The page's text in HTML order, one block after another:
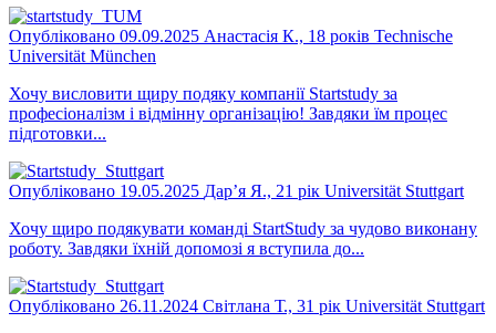
Опубліковано 09.09.2025 Анастасія К., 18 років Technische
Universität München
Хочу висловити щиру подяку компанії Startstudy за
професіоналізм і відмінну організацію! Завдяки їм процес
підготовки...
Опубліковано 19.05.2025 Дар’я Я., 21 рік Universität Stuttgart
Хочу щиро подякувати команді StartStudy за чудово виконану
роботу. Завдяки їхній допомозі я вступила до...
Опубліковано 26.11.2024 Світлана Т., 31 рік Universität Stuttgart